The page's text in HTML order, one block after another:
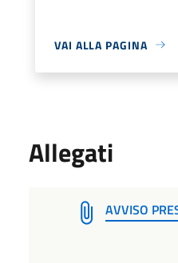
VAI ALLA PAGINA
Allegati
AVVISO